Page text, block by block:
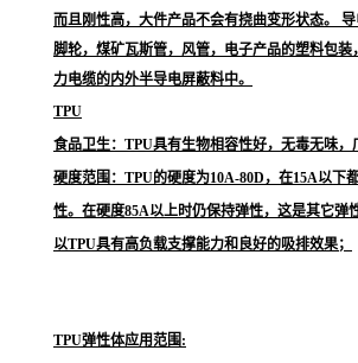
而且刚性高，大件产品不会有挠曲变形状态。
脚轮，煤矿瓦斯管，风管，电子产品的塑料包装
力电缆的内外半导电屏蔽料中。
TPU
食品卫生：TPU具有生物相容性好，无毒无味，
硬度范围：TPU的硬度为10A-80D，在15A以下
性。在硬度85A以上时仍保持弹性，这是其它弹
以TPU具有高负载支撑能力和良好的吸排效果；
TPU弹性体应用范围: